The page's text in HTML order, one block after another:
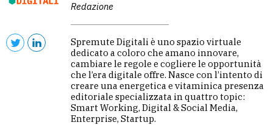
Redazione
Spremute Digitali è uno spazio virtuale
dedicato a coloro che amano innovare,
cambiare le regole e cogliere le opportunità
che l’era digitale offre. Nasce con l’intento di
creare una energetica e vitaminica presenza
editoriale specializzata in quattro topic:
Smart Working, Digital & Social Media,
Enterprise, Startup.